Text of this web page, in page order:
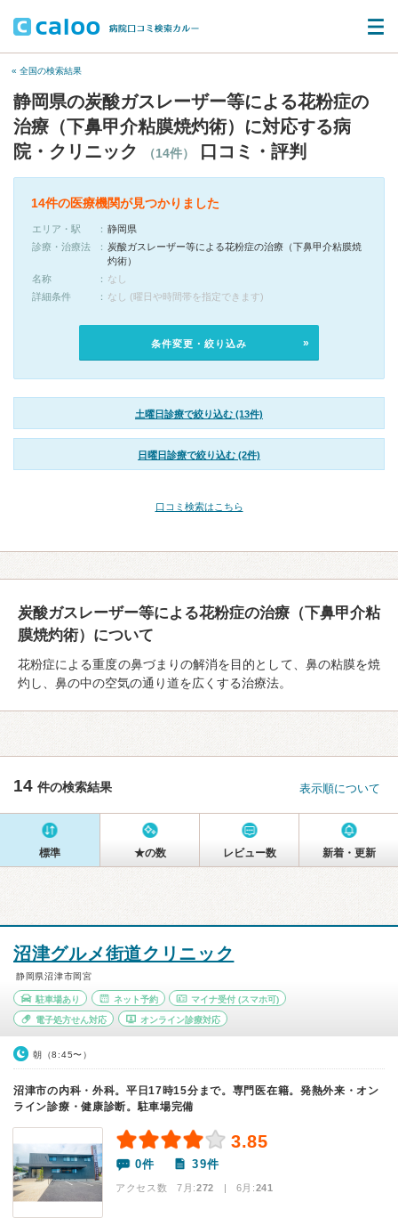
« 全国の検索結果
静岡県の炭酸ガスレーザー等による花粉症の
治療（下鼻甲介粘膜焼灼術）に対応する病
院・クリニック
（14件） 口コミ・評判
14件の医療機関が見つかりました
エリア・駅
静岡県
診療・治療法
炭酸ガスレーザー等による花粉症の治療（下鼻甲介粘膜焼
灼術）
名称
なし
詳細条件
なし (曜日や時間帯を指定できます)
条件変更・絞り込み
土曜日診療で絞り込む (13件)
日曜日診療で絞り込む (2件)
口コミ検索はこちら
炭酸ガスレーザー等による花粉症の治療（下鼻甲介粘
膜焼灼術）について
花粉症による重度の鼻づまりの解消を目的として、鼻の粘膜を焼
灼し、鼻の中の空気の通り道を広くする治療法。
14 件の検索結果 表示順について
標準 ★の数 レビュー数 新着・更新
沼津グルメ街道クリニック
静岡県沼津市岡宮
駐車場あり ネット予約 マイナ受付 (スマホ可)
電子処方せん対応 オンライン診療対応
朝（8:45〜）
沼津市の内科・外科。平日17時15分まで。専門医在籍。発熱外来・オン
ライン診療・健康診断。駐車場完備
3.85
0件 39件
アクセス数 7月:272 | 6月:241